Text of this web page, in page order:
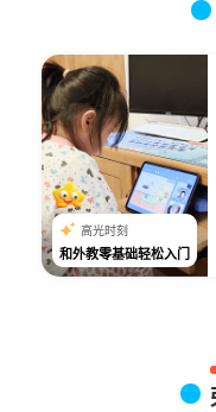
高光时刻
和外教零基础轻松入门